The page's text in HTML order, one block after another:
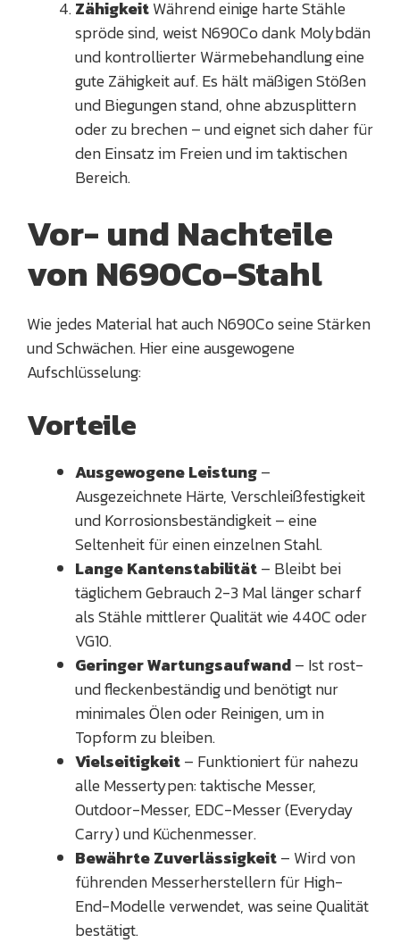
ZähigkeitWährend einige harte Stähle
spröde sind, weist N690Co dank Molybdän
und kontrollierter Wärmebehandlung eine
gute Zähigkeit auf. Es hält mäßigen Stößen
und Biegungen stand, ohne abzusplittern
oder zu brechen – und eignet sich daher für
den Einsatz im Freien und im taktischen
Bereich.
Vor- und Nachteile
von N690Co-Stahl
Wie jedes Material hat auch N690Co seine Stärken
und Schwächen. Hier eine ausgewogene
Aufschlüsselung:
Vorteile
Ausgewogene Leistung–
Ausgezeichnete Härte, Verschleißfestigkeit
und Korrosionsbeständigkeit – eine
Seltenheit für einen einzelnen Stahl.
Lange Kantenstabilität– Bleibt bei
täglichem Gebrauch 2-3 Mal länger scharf
als Stähle mittlerer Qualität wie 440C oder
VG10.
Geringer Wartungsaufwand– Ist rost-
und fleckenbeständig und benötigt nur
minimales Ölen oder Reinigen, um in
Topform zu bleiben.
Vielseitigkeit– Funktioniert für nahezu
alle Messertypen: taktische Messer,
Outdoor-Messer, EDC-Messer (Everyday
Carry) und Küchenmesser.
Bewährte Zuverlässigkeit– Wird von
führenden Messerherstellern für High-
End-Modelle verwendet, was seine Qualität
bestätigt.